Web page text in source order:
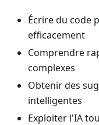
Écrire du code
efficacement
Comprendre
complexes
Obtenir des
intelligentes
Exploiter l'IA